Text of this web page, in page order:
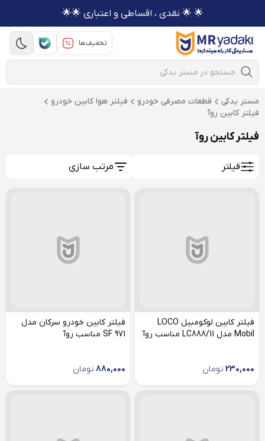
🌟 🌟 نقدی ، اقساطی و اعتباری 🌟🌟
تخفیف‌ها
Mobile Search
مستر یدکی قطعات مصرفی خودرو
فیلتر هوا کابین خودرو
فیلتر کابین روآ
فیلتر کابین روآ
فیلتر مرتب سازی
فیلتر کابین لوکومبیل LOCO
Mobil مدل LC888/11 مناسب روآ
230,000 تومان
فیلتر کابین خودرو سرکان مدل
SF 971 مناسب روآ
880,000 تومان